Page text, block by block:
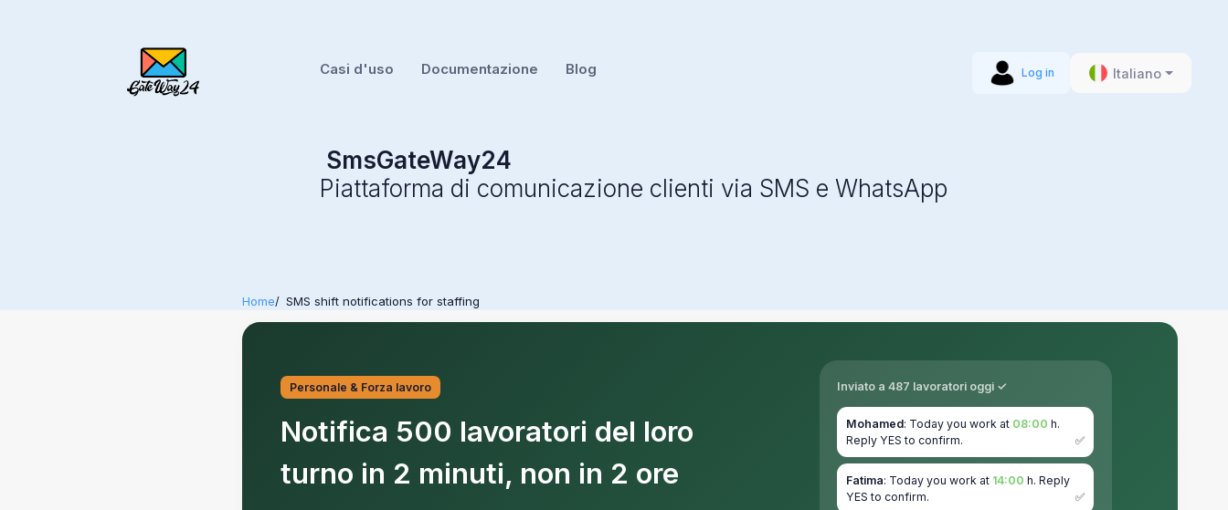
Casi d'uso Documentazione Blog Log in Italiano
SmsGateWay24
Piattaforma di comunicazione clienti via SMS e WhatsApp
Home SMS shift notifications for staffing
Personale & Forza lavoro
Notifica 500 lavoratori del loro
turno in 2 minuti, non in 2 ore
Inviato a 487 lavoratori oggi ✓
Mohamed: Today you work at 08:00 h.
Reply YES to confirm.
✅
Fatima: Today you work at 14:00 h. Reply
YES to confirm.
✅